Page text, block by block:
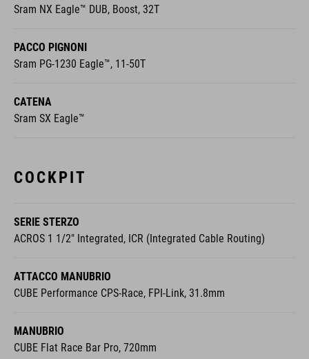
Sram NX Eagle™ DUB, Boost, 32T
PACCO PIGNONI
Sram PG-1230 Eagle™, 11-50T
CATENA
Sram SX Eagle™
COCKPIT
SERIE STERZO
ACROS 1 1/2" Integrated, ICR (Integrated Cable Routing)
ATTACCO MANUBRIO
CUBE Performance CPS-Race, FPI-Link, 31.8mm
MANUBRIO
CUBE Flat Race Bar Pro, 720mm